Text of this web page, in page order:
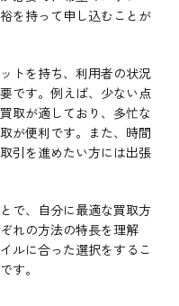
を持って申し込むことが
トを持ち、利用者の状況
です。例えば、少ない点
取が適しており、多忙な
が便利です。また、時間
引を進めたい方には出張
で、自分に最適な買取方
れの方法の特長を理解
ルに合った選択をするこ
す。